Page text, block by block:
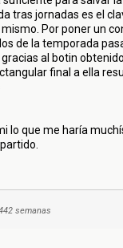
tras jornadas es el
Por poner un
de la temporada
al botin
final a ella
lo que me haría
semanas